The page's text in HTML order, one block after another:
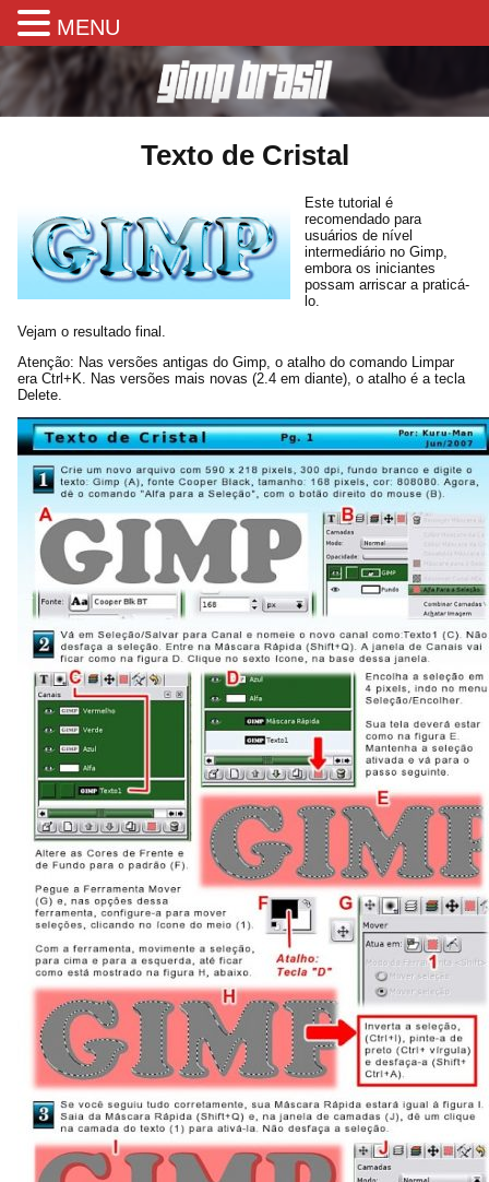
Texto de Cristal
Este tutorial é
recomendado para
usuários de nível
intermediário no Gimp,
embora os iniciantes
possam arriscar a praticá-
lo.
Vejam o resultado final.
Atenção: Nas versões antigas do Gimp, o atalho do comando Limpar
era Ctrl+K. Nas versões mais novas (2.4 em diante), o atalho é a tecla
Delete.
MENU